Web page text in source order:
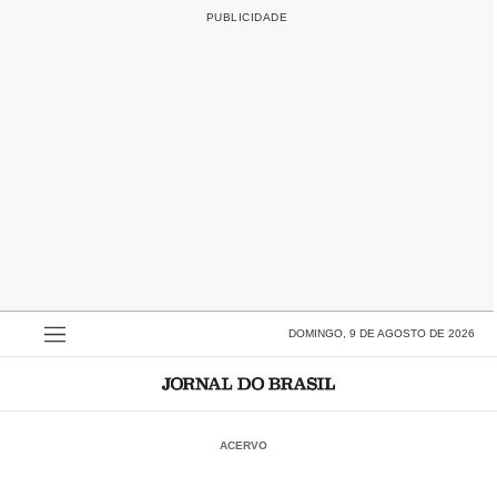
DOMINGO, 9 DE AGOSTO DE 2026
ACERVO